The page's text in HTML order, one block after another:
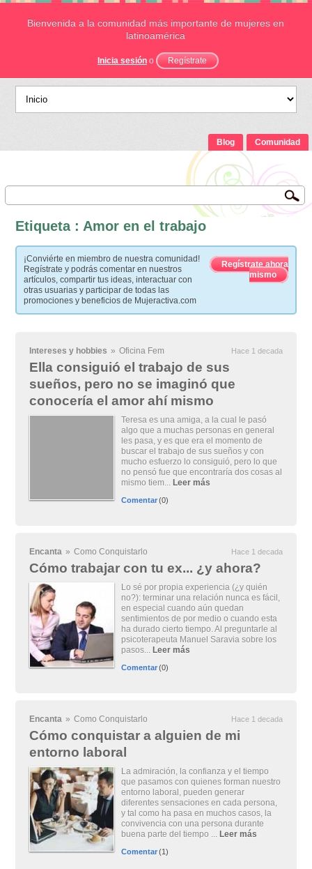
Bienvenida a la comunidad más importante de mujeres en
latinoamérica
Inicia sesión o Regístrate
Blog Comunidad
Etiqueta : Amor en el trabajo
¡Conviérte en miembro de nuestra comunidad!
Regístrate y podrás comentar en nuestros
artículos, compartir tus ideas, interactuar con
otras usuarias y participar de todas las
promociones y beneficios de Mujeractiva.com
Regístrate ahora
mismo
Intereses y hobbies » Oficina Fem Hace 1 decada
Ella consiguió el trabajo de sus
sueños, pero no se imaginó que
conocería el amor ahí mismo
Teresa es una amiga, a la cual le pasó
algo que a muchas personas en general
les pasa, y es que era el momento de
buscar el trabajo de sus sueños y con
mucho esfuerzo lo consiguió, pero lo que
no pensó fue que encontraría dos cosas al
mismo tiem... Leer más
Comentar(0)
Encanta » Como Conquistarlo Hace 1 decada
Cómo trabajar con tu ex... ¿y ahora?
Lo sé por propia experiencia (¿y quién
no?): terminar una relación nunca es fácil,
en especial cuando aún quedan
sentimientos de por medio o cuando esta
ha durado cierto tiempo. Al preguntarle al
psicoterapeuta Manuel Saravia sobre los
pasos... Leer más
Comentar(0)
Encanta » Como Conquistarlo Hace 1 decada
Cómo conquistar a alguien de mi
entorno laboral
La admiración, la confianza y el tiempo
que pasamos con quienes forman nuestro
entorno laboral, pueden generar
diferentes sensaciones en cada persona,
y tal como ha pasa en muchos casos, la
convivencia con una persona durante
buena parte del tiempo ... Leer más
Comentar(1)